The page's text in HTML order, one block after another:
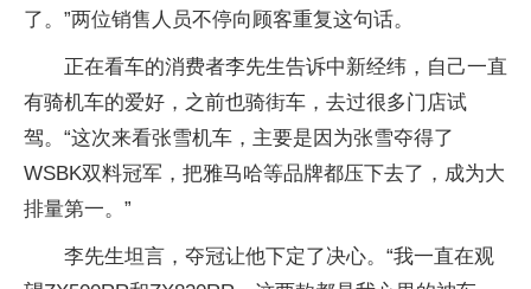
了。”两位销售人员不停向顾客重复这句话。
正在看车的消费者李先生告诉中新经纬，自己一直
有骑机车的爱好，之前也骑街车，去过很多门店试
驾。“这次来看张雪机车，主要是因为张雪夺得了
WSBK双料冠军，把雅马哈等品牌都压下去了，成为大
排量第一。”
李先生坦言，夺冠让他下定了决心。“我一直在观